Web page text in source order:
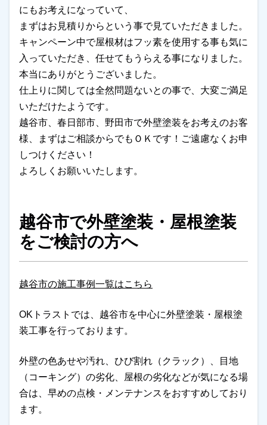
にもお考えになっていて、
まずはお見積りからという事で見ていただきました。
キャンペーン中で屋根材はフッ素を使用する事も気に
入っていただき、任せてもうらえる事になりました。
本当にありがとうございました。
仕上りに関しては全然問題ないとの事で、大変ご満足
いただけたようです。
越谷市、春日部市、野田市で外壁塗装をお考えのお客
様、まずはご相談からでもＯＫです！ご遠慮なくお申
しつけください！
よろしくお願いいたします。
越谷市で外壁塗装・屋根塗装
をご検討の方へ
越谷市の施工事例一覧はこちら
OKトラストでは、越谷市を中心に外壁塗装・屋根塗
装工事を行っております。
外壁の色あせや汚れ、ひび割れ（クラック）、目地
（コーキング）の劣化、屋根の劣化などが気になる場
合は、早めの点検・メンテナンスをおすすめしており
ます。